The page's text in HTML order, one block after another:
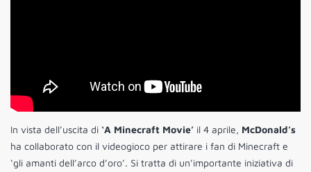
In vista dell’uscita di ‘A Minecraft Movie’ il 4 aprile, McDonald’s
ha collaborato con il videogioco per attirare i fan di Minecraft e
‘gli amanti dell’arco d’oro’. Si tratta di un’importante iniziativa di